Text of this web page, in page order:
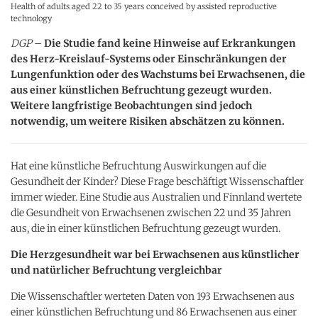
Health of adults aged 22 to 35 years conceived by assisted reproductive
technology
DGP– Die Studie fand keine Hinweise auf Erkrankungen
des Herz-Kreislauf-Systems oder Einschränkungen der
Lungenfunktion oder des Wachstums bei Erwachsenen, die
aus einer künstlichen Befruchtung gezeugt wurden.
Weitere langfristige Beobachtungen sind jedoch
notwendig, um weitere Risiken abschätzen zu können.
Hat eine künstliche Befruchtung Auswirkungen auf die
Gesundheit der Kinder? Diese Frage beschäftigt Wissenschaftler
immer wieder. Eine Studie aus Australien und Finnland wertete
die Gesundheit von Erwachsenen zwischen 22 und 35 Jahren
aus, die in einer künstlichen Befruchtung gezeugt wurden.
Die Herzgesundheit war bei Erwachsenen aus künstlicher
und natürlicher Befruchtung vergleichbar
Die Wissenschaftler werteten Daten von 193 Erwachsenen aus
einer künstlichen Befruchtung und 86 Erwachsenen aus einer